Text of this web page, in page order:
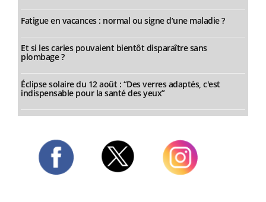
Fatigue en vacances : normal ou signe d’une maladie ?
Et si les caries pouvaient bientôt disparaître sans
plombage ?
Éclipse solaire du 12 août : “Des verres adaptés, c'est
indispensable pour la santé des yeux”